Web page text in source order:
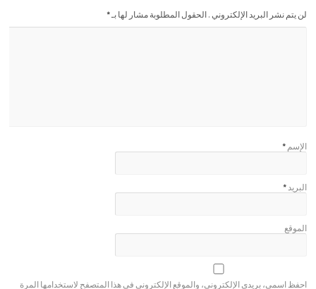
لن يتم نشر البريد الإلكتروني . الحقول المطلوبة مشار لها بـ*
الإسم *
البريد*
الموقع
احفظ اسمي، بريدي الإلكتروني، والموقع الإلكتروني في هذا المتصفح لاستخدامها المرة